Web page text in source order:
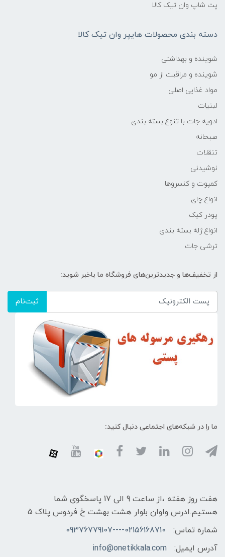
پت شاپ وان تیک کالا
دسته بندی محصولات هایپر وان تیک کالا
شوینده و بهداشتی
شوینده و مراقبت از مو
مواد غذایی اصلی
لبنیات
ادویه جات با تنوع بسته بندی
صبحانه
تنقلات
نوشیدنی
کمپوت و کنسروها
انواع چای
پودر کیک
انواع ژله بسته بندی
ترشی جات
از تخفیف‌ها و جدیدترین‌های فروشگاه ما باخبر شوید:
ثبت‌نام
ما را در شبکه‌های اجتماعی دنبال کنید:
هفت روز هفته ،از ساعت 9 الی 17 پاسخگوی شما
هستیم.ادرس واوان بلوار هشت بهشت خ فردوس پلاک 5
شماره تماس:
02156168710----09376779107
آدرس ایمیل:
info@onetikkala.com